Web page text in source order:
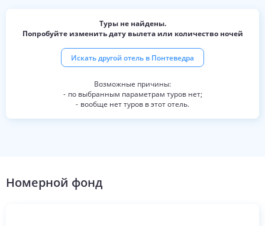
Туры не найдены.
Попробуйте изменить дату вылета или количество ночей
Искать другой отель в Понтеведра
по выбранным параметрам туров нет;
вообще нет туров в этот отель.
Номерной фонд